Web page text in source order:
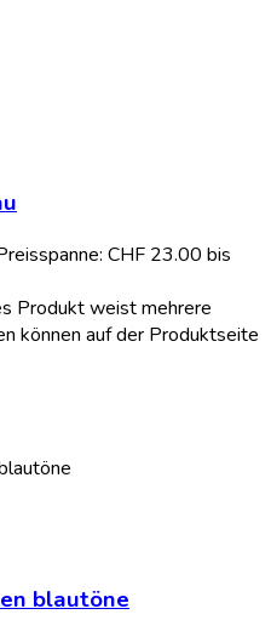
CHF 23.00 bis
Produkt weist mehrere
können auf der Produktseite
blautöne